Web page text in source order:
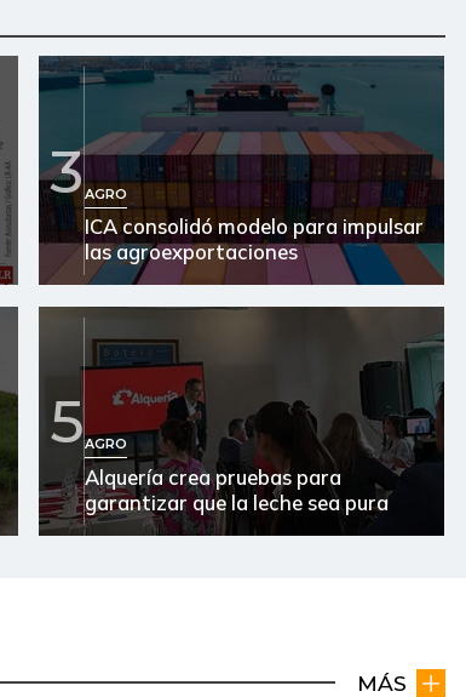
3AGRO
ICA consolidó modelo para impulsar
las agroexportaciones
5AGRO
Alquería crea pruebas para
garantizar que la leche sea pura
MÁS